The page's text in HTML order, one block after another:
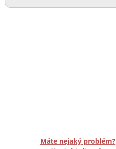
Máte nejaký problém?